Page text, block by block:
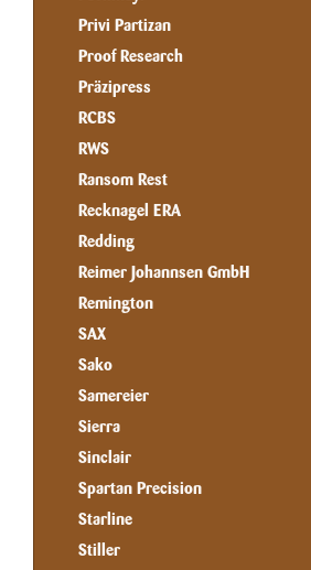
Privi Partizan
Proof Research
Präzipress
RCBS
RWS
Ransom Rest
Recknagel ERA
Redding
Reimer Johannsen GmbH
Remington
SAX
Sako
Samereier
Sierra
Sinclair
Spartan Precision
Starline
Stiller